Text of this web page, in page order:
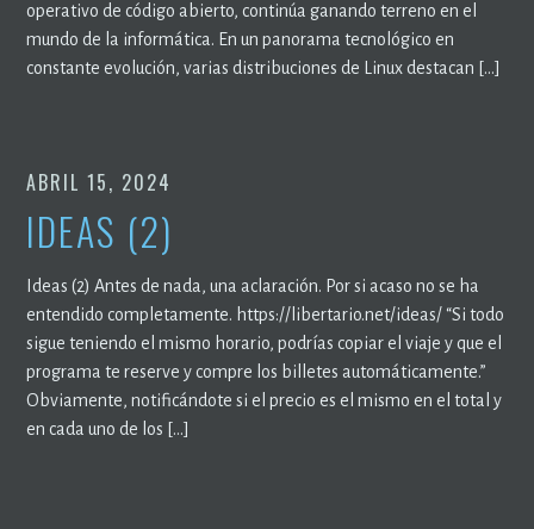
operativo de código abierto, continúa ganando terreno en el
mundo de la informática. En un panorama tecnológico en
constante evolución, varias distribuciones de Linux destacan […]
ABRIL 15, 2024
IDEAS (2)
Ideas (2) Antes de nada, una aclaración. Por si acaso no se ha
entendido completamente. https://libertario.net/ideas/ “Si todo
sigue teniendo el mismo horario, podrías copiar el viaje y que el
programa te reserve y compre los billetes automáticamente.”
Obviamente, notificándote si el precio es el mismo en el total y
en cada uno de los […]